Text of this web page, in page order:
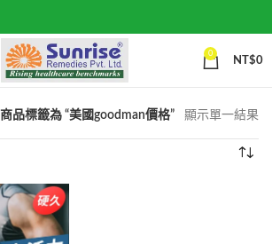
0
NT$0
商品標籤為 “美國goodman價格” 顯示單一結果